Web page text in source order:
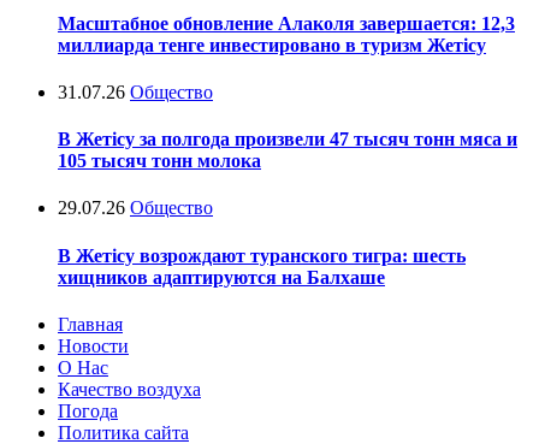
Масштабное обновление Алаколя завершается: 12,3
миллиарда тенге инвестировано в туризм Жетісу
31.07.26 Общество
В Жетісу за полгода произвели 47 тысяч тонн мяса и
105 тысяч тонн молока
29.07.26 Общество
В Жетісу возрождают туранского тигра: шесть
хищников адаптируются на Балхаше
Главная
Новости
О Нас
Качество воздуха
Погода
Политика сайта